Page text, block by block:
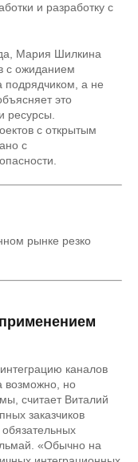
и разработку с
Мария Шилкина
с ожиданием
подрядчиком, а не
это
ресурсы.
с открытым
с
рынке резко
каналов
возможно, но
считает Виталий
заказчиков
«Обычно на